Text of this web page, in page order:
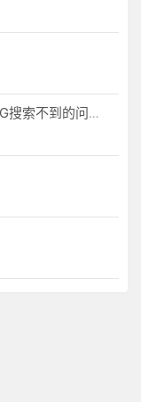
k2刷Padavan老毛子后中继5G搜索不到的问题解决